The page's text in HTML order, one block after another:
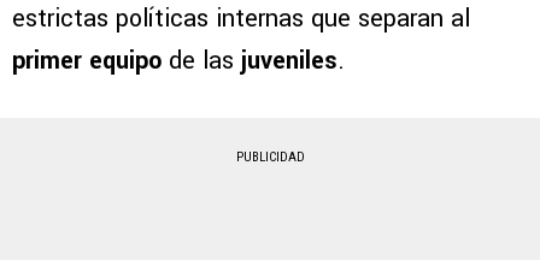
estrictas políticas internas que separan al
primer equipo de las juveniles.
PUBLICIDAD